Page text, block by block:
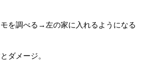
を調べる→左の家に入れるようになる
ダメージ。